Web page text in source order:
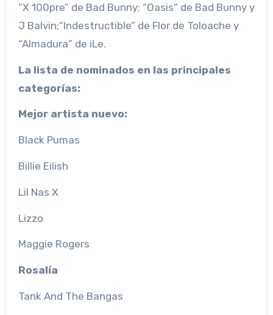
“X 100pre” de Bad Bunny; “Oasis” de Bad Bunny y
J Balvin;“Indestructible” de Flor de Toloache y
“Almadura” de iLe.
La lista de nominados en las principales
categorías:
Mejor artista nuevo:
Black Pumas
Billie Eilish
Lil Nas X
Lizzo
Maggie Rogers
Rosalía
Tank And The Bangas